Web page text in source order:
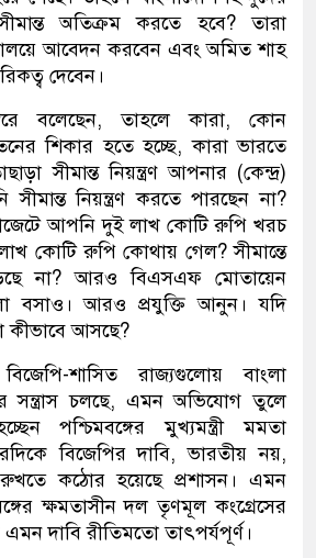
অতিক্রম করতে হবে? তারা
আবেদন করবেন এবং অমিত শাহ
দেবেন।
বলেছেন, তাহলে কারা, কোন
শিকার হতে হচ্ছে, কারা ভারতে
সীমান্ত নিয়ন্ত্রণ আপনার (কেন্দ্র)
নিয়ন্ত্রণ করতে পারছেন না?
বাজেটে আপনি দুই লাখ কোটি রুপি খরচ
কোটি রুপি কোথায় গেল? সীমান্তে
না? আরও বিএসএফ মোতায়েন
আরও প্রযুক্তি আনুন। যদি
আসছে?
শাসিত রাজ্যগুলোয় বাংলা
সন্ত্রাস চলছে, এমন অভিযোগ তুলে
পশ্চিমবঙ্গের মুখ্যমন্ত্রী মমতা
বিজেপির দাবি, ভারতীয় নয়,
রুখতে কঠোর হয়েছে প্রশাসন। এমন
ক্ষমতাসীন দল তৃণমূল কংগ্রেসের
দাবি রীতিমতো তাৎপর্যপূর্ণ।